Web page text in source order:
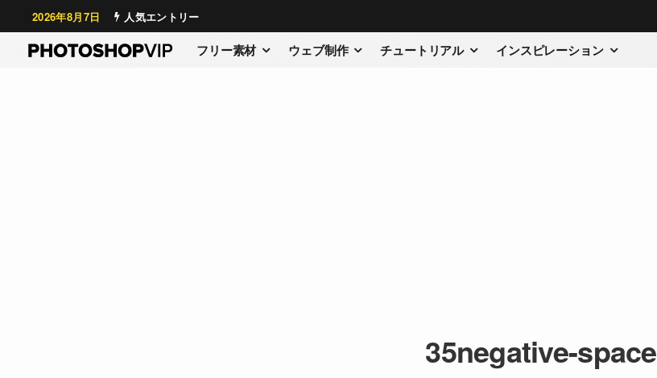
2026年8月7日 人気エントリー
フリー素材 ウェブ制作 チュートリアル インスピレーション
35negative-space